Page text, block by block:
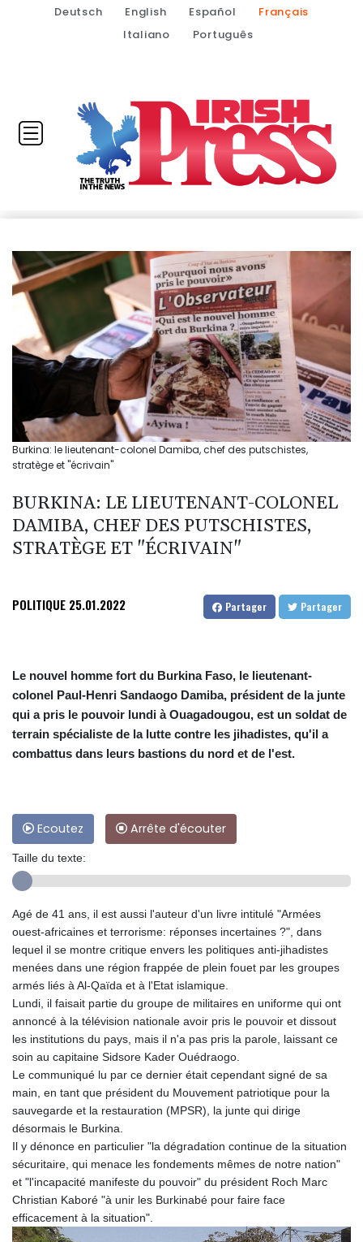
Deutsch English Español
Français
Italiano
Português
Burkina: le lieutenant-colonel Damiba, chef des putschistes,
stratège et "écrivain"
BURKINA: LE LIEUTENANT-COLONEL
DAMIBA, CHEF DES PUTSCHISTES,
STRATÈGE ET "ÉCRIVAIN"
POLITIQUE 25.01.2022 Partager Partager
Le nouvel homme fort du Burkina Faso, le lieutenant-
colonel Paul-Henri Sandaogo Damiba, président de la junte
qui a pris le pouvoir lundi à Ouagadougou, est un soldat de
terrain spécialiste de la lutte contre les jihadistes, qu'il a
combattus dans leurs bastions du nord et de l'est.
Ecoutez Arrête d'écouter
Taille du texte:
Agé de 41 ans, il est aussi l'auteur d'un livre intitulé "Armées
ouest-africaines et terrorisme: réponses incertaines ?", dans
lequel il se montre critique envers les politiques anti-jihadistes
menées dans une région frappée de plein fouet par les groupes
armés liés à Al-Qaïda et à l'Etat islamique.
Lundi, il faisait partie du groupe de militaires en uniforme qui ont
annoncé à la télévision nationale avoir pris le pouvoir et dissout
les institutions du pays, mais il n'a pas pris la parole, laissant ce
soin au capitaine Sidsore Kader Ouédraogo.
Le communiqué lu par ce dernier était cependant signé de sa
main, en tant que président du Mouvement patriotique pour la
sauvegarde et la restauration (MPSR), la junte qui dirige
désormais le Burkina.
Il y dénonce en particulier "la dégradation continue de la situation
sécuritaire, qui menace les fondements mêmes de notre nation"
et "l'incapacité manifeste du pouvoir" du président Roch Marc
Christian Kaboré "à unir les Burkinabé pour faire face
efficacement à la situation".